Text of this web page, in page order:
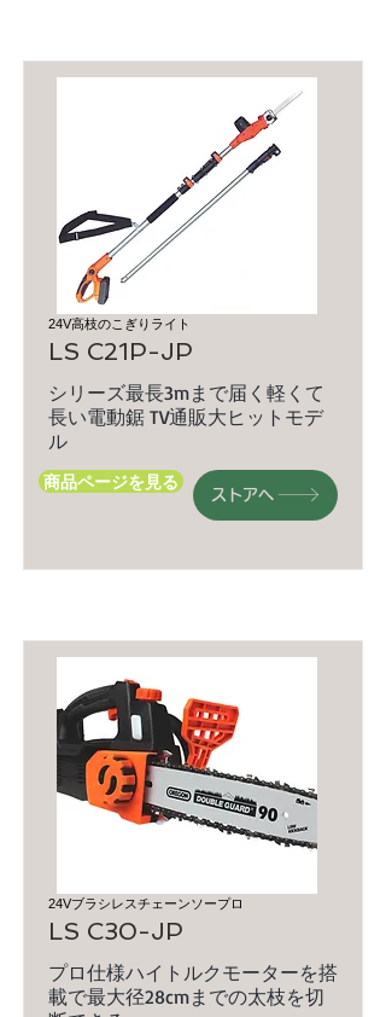
24V高枝のこぎりライト
LS C21P-JP
シリーズ最長3mまで届く軽くて
長い電動鋸 TV通販大ヒットモデ
ル
商品ページを見る
ストアへ
24Vブラシレスチェーンソープロ
LS C30-JP
プロ仕様ハイトルクモーターを搭
載で最大径28cmまでの太枝を切